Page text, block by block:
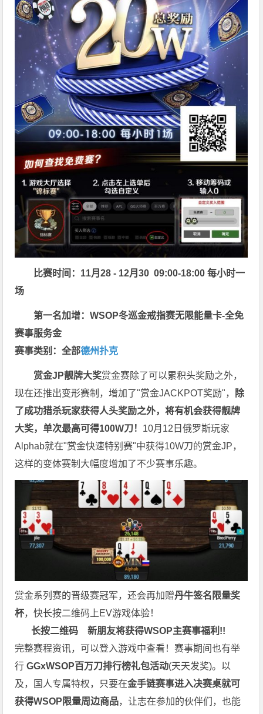
比赛时间：11月28 - 12月30 09:00-18:00 每小时一
场
第一名加增：WSOP冬巡金戒指赛无限能量卡-全免
赛事服务金
赛事类别：全部德州扑克
赏金JP靓牌大奖赏金赛除了可以累积头奖励之外，
现在还推出变形赛制，增加了"赏金JACKPOT奖励"，
除
了成功猎杀玩家获得人头奖励之外，将有机会获得靓牌
大奖，单次最高可得100W刀！ 10月12日俄罗斯玩家
Alphab就在"赏金快速特别赛"中获得10W刀的赏金JP，
这样的变体赛制大幅度增加了不少赛事乐趣。
赏金系列赛的晋级赛冠军，还会再加赠丹牛签名限量奖
杯，快长按二维码上EV游戏体验！
长按二维码新朋友将获得WSOP主赛事福利!!
完整赛程资讯，可以登入游戏中查看！赛事期间也有举
行 GGxWSOP百万刀排行榜礼包活动(天天发奖)。以
及，国人专属特权，只要在金手链赛事进入决赛桌就可
获得WSOP限量周边商品，让志在参加的伙伴们，也能